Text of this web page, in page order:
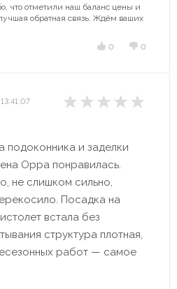
что отметили наш баланс цены и
обратная связь. Ждём ваших
0 0
подоконника и заделки
Oppa понравилась.
не слишком сильно,
Посадка на
встала без
структура плотная,
работ — самое